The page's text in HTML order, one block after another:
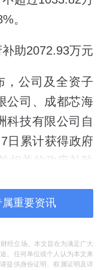
。
助2072.93万元
公司及全资子
公司、成都芯海
科技有限公司自
日累计获得政府
相关的政府补助
的政府补助为
重要资讯
经立场。本文旨在为满足广大
。任何单位或个人认为本文来
提供身份证明、权属证明及详